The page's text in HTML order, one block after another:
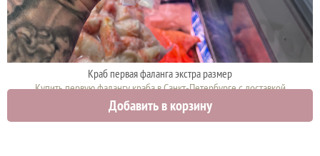
Краб первая фаланга экстра размер
Купить первую фалангу краба в Санкт-Петербурге с доставкой
12000 руб.
Добавить в корзину